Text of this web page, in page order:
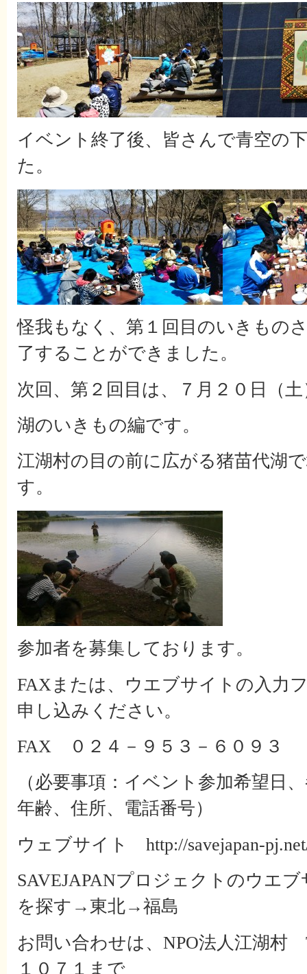
イベント終了後、皆さんで青空の
た。
怪我もなく、第１回目のいきもの
了することができました。
次回、第２回目は、７月２０日（
湖のいきもの編です。
江湖村の目の前に広がる猪苗代湖
す。
参加者を募集しております。
FAXまたは、ウエブサイトの入力
申し込みください。
FAX ０２４－９５３－６０９３
（必要事項：イベント参加希望日
年齢、住所、電話番号）
ウェブサイト http://savejapan-
SAVEJAPANプロジェクトのウエ
を探す→東北→福島
お問い合わせは、NPO法人江湖村
１０７１まで